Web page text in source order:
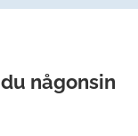
någonsin